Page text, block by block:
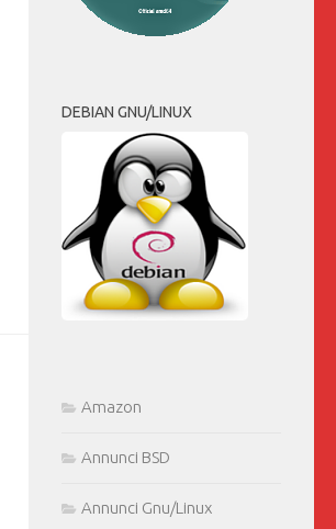
DEBIAN GNU/LINUX
Amazon
Annunci BSD
Annunci Gnu/Linux